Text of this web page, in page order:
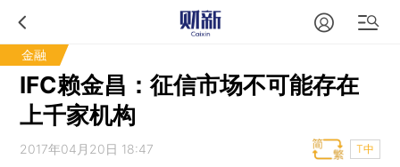
金融
IFC赖金昌：征信市场不可能存在
上千家机构
2017年04月20日 18:47 T中